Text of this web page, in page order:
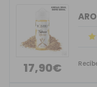
17,90€